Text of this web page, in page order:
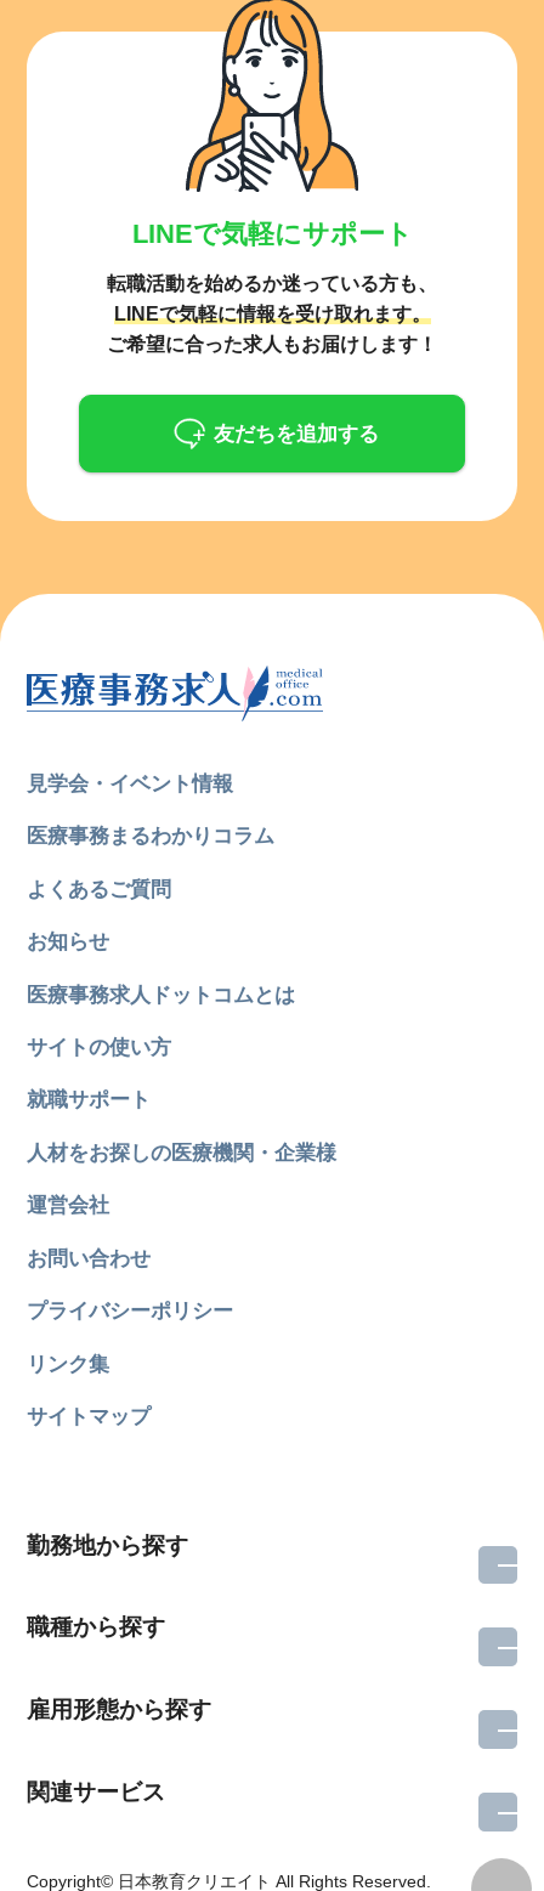
LINEで気軽にサポート
転職活動を始めるか迷っている方も、
LINEで気軽に情報を受け取れます。
ご希望に合った求人もお届けします！
友だちを追加する
見学会・イベント情報
医療事務まるわかりコラム
よくあるご質問
お知らせ
医療事務求人ドットコムとは
サイトの使い方
就職サポート
人材をお探しの医療機関・企業様
運営会社
お問い合わせ
プライバシーポリシー
リンク集
サイトマップ
勤務地から探す
職種から探す
雇用形態から探す
関連サービス
Copyright© 日本教育クリエイト All Rights Reserved.